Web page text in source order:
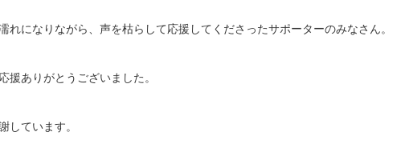
れになりながら、声を枯らして応援してくださったサポーターのみなさん。
援ありがとうございました。
しています。